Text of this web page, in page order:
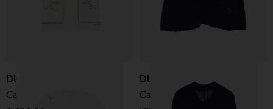
DUNST
Camicia in cotone
DUNST
Cardigan in misto lino e